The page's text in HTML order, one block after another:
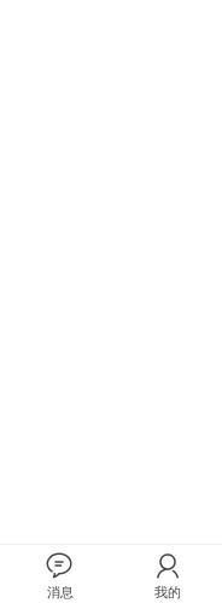
消息 我的